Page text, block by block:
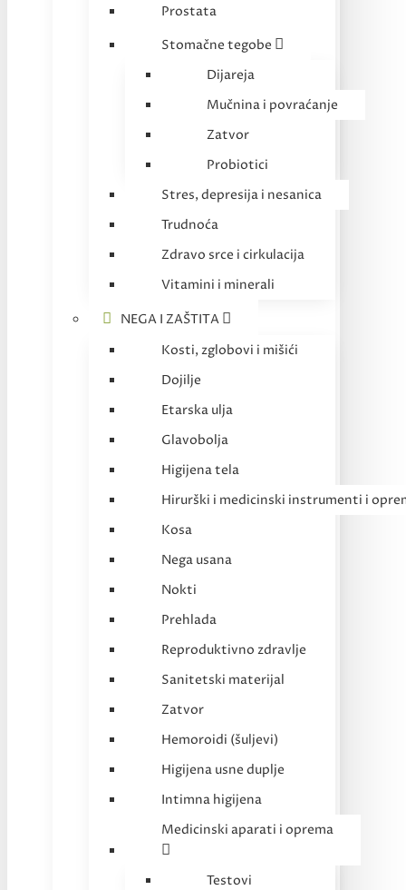
Prostata
Stomačne tegobe
Dijareja
Mučnina i povraćanje
Zatvor
Probiotici
Stres, depresija i nesanica
Trudnoća
Zdravo srce i cirkulacija
Vitamini i minerali
NEGA I ZAŠTITA
Kosti, zglobovi i mišići
Dojilje
Etarska ulja
Glavobolja
Higijena tela
Hirurški i medicinski instrumenti i
Kosa
Nega usana
Nokti
Prehlada
Reproduktivno zdravlje
Sanitetski materijal
Zatvor
Hemoroidi (šuljevi)
Higijena usne duplje
Intimna higijena
Medicinski aparati i oprema
Testovi